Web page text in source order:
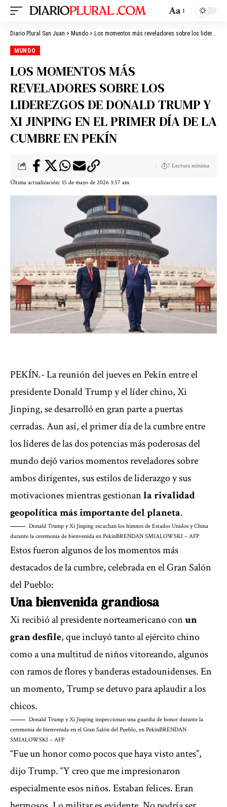
Aa
Diario Plural San Juan > Mundo > Los momentos más reveladores sobre los liderezgos de Donald Trump y Xi Jinping en el primer día de la cumbre en Pekín
MUNDO
LOS MOMENTOS MÁS
REVELADORES SOBRE LOS
LIDEREZGOS DE DONALD TRUMP Y
XI JINPING EN EL PRIMER DÍA DE LA
CUMBRE EN PEKÍN
Última actualización: 15 de mayo de 2026 3:57 am
7 Lectura mínima
PEKÍN.- Lareunión del jueves en Pekín entre el
presidente Donald Trump y el líder chino, Xi
Jinping, se desarrolló en gran parte a puertas
cerradas. Aun así, el primer día de la cumbre entre
los líderes de las dos potencias más poderosas del
mundo dejó varios momentos reveladores sobre
ambos dirigentes, sus estilos de liderazgo y sus
motivaciones mientras gestionanla rivalidad
geopolítica más importante del planeta.
Donald Trump y Xi Jinping escuchan los himnos de Estados Unidos y China
durante la ceremonia de bienvenida en PekínBRENDAN SMIALOWSKI – AFP
Estos fueron algunos de los momentos más
destacados de la cumbre, celebrada en el Gran Salón
del Pueblo:
Una bienvenida grandiosa
Xi recibió al presidente norteamericano conun
gran desfile, que incluyó tanto al ejército chino
como a una multitud de niños vitoreando, algunos
con ramos de flores y banderas estadounidenses. En
un momento, Trump se detuvo para aplaudir a los
chicos.
Donald Trump y Xi Jinping inspeccionan una guardia de honor durante la
ceremonia de bienvenida en el Gran Salón del Pueblo, en PekínBRENDAN
SMIALOWSKI – AFP
“Fue un honor como pocos que haya visto antes”,
dijo Trump. “Y creo que me impresionaron
especialmente esos niños. Estaban felices. Eran